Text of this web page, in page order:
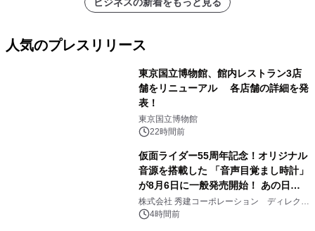
人気のプレスリリース
東京国立博物館、館内レストラン3店
舗をリニューアル 各店舗の詳細を発
表！
東京国立博物館
22時間前
仮面ライダー55周年記念！オリジナル
音源を搭載した 「音声目覚まし時計」
が8月6日に一般発売開始！ あの日の
大興奮が今甦る
株式会社 秀建コーポレーション ディレクト
アートギャラリー
4時間前